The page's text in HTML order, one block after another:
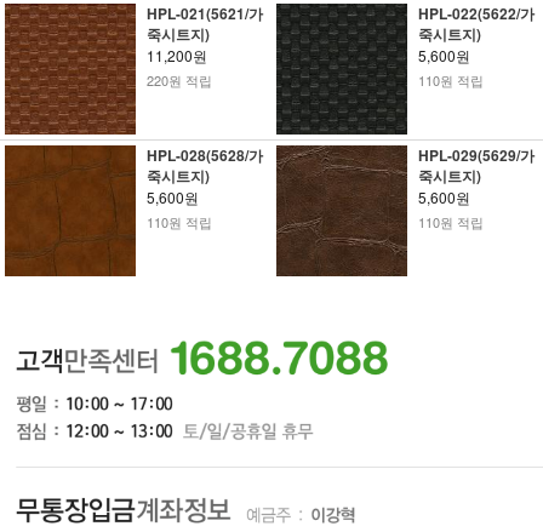
HPL-021(5621/가
죽시트지)
11,200원
220원 적립
HPL-022(5622/가
죽시트지)
5,600원
110원 적립
HPL-028(5628/가
죽시트지)
5,600원
110원 적립
HPL-029(5629/가
죽시트지)
5,600원
110원 적립